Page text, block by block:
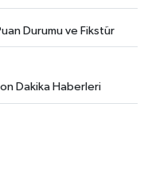
Durumu ve Fikstür
Dakika Haberleri